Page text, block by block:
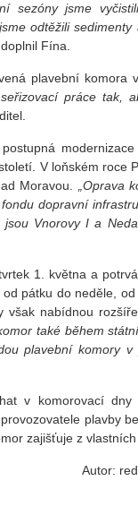
sezóny jsme
odtěžili
doplnil Fína.
plavební komora
práce tak,
V loňském roce
Moravou.
„Oprava
dopravní
Vnorovy I a
1. května a
pátku do neděle,
nabídnou
také během
plavební komory v
v komorovací
plavby
zajišťuje z
Autor: